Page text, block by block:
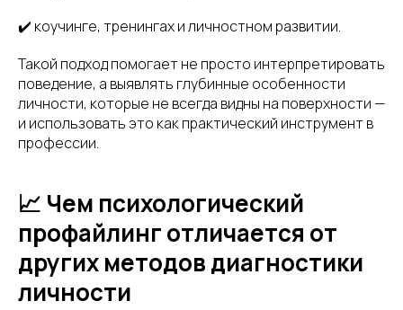
✔️ коучинге, тренингах и личностном развитии.
Такой подход помогает не просто интерпретировать
поведение, а выявлять глубинные особенности
личности, которые не всегда видны на поверхности —
и использовать это как практический инструмент в
профессии.
📈 Чем психологический
профайлинг отличается от
других методов диагностики
личности